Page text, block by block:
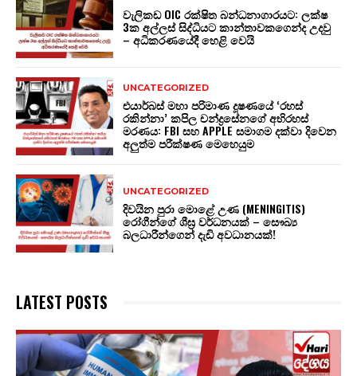
වැලිකඩ OIC රක්ෂිත බන්ධනාගාරයට: ලක්ෂ
3ක අල්ලස් සිද්ධියට කාන්තාවකගෙන්ද උදවු
– අධිකරණයේදී හෙළි වෙයි
UNCATEGORIZED
එයාර්බස් මහා පරිමාණ දූෂණයේ ‘රහස්
රකින්නා’ කපිල චන්ද්‍රසේනගේ අභිරහස්
මරණය: FBI සහ APPLE සමාගම දක්වා දිවෙන
අලුත්ම පරීක්ෂණ මෙහෙයුම
UNCATEGORIZED
දිවයින පුරා මොළේ උණ (MENINGITIS)
රෝගීන්ගේ ශීඝ්‍ර වර්ධනයක් – සෞඛ්‍ය
බලධාරීන්ගෙන් දැඩි අවධානයක්!
LATEST POSTS